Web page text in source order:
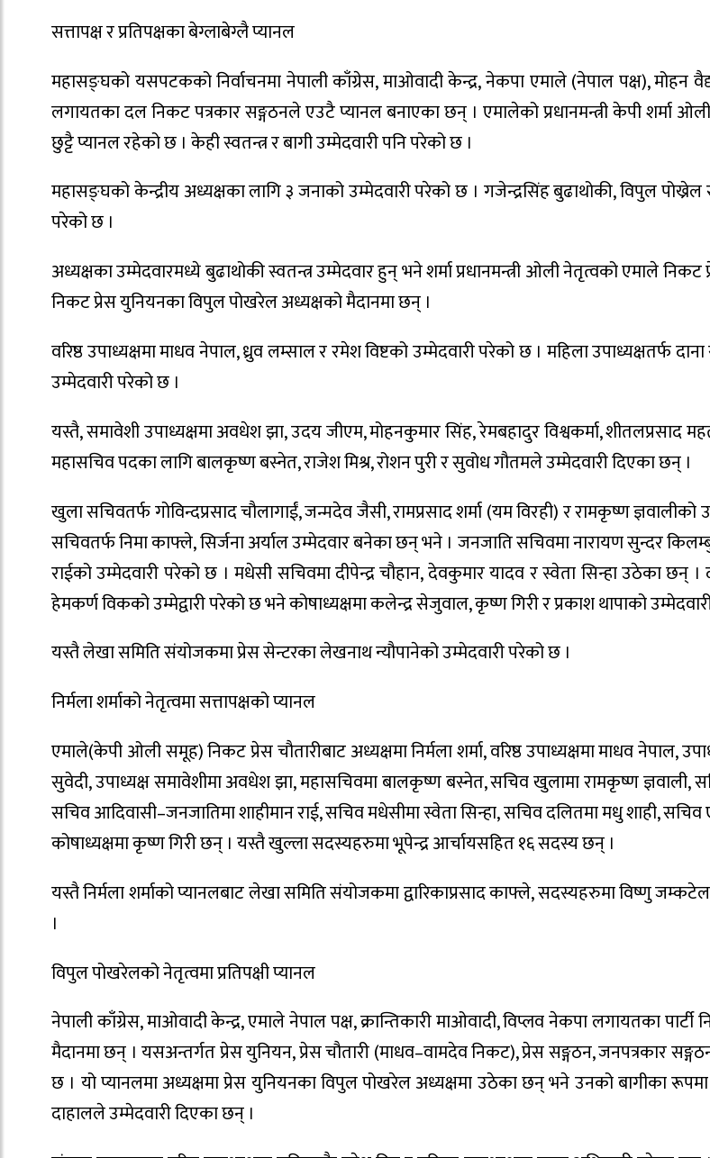
सत्तापक्ष र प्रतिपक्षका बेग्लाबेग्लै प्यानल
महासङ्घको यसपटकको निर्वाचनमा नेपाली काँग्रेस, माओवादी केन्द्र, नेकपा एमाले (नेपाल पक्ष), मोहन
लगायतका दल निकट पत्रकार सङ्गठनले एउटै प्यानल बनाएका छन् । एमालेको प्रधानमन्त्री केपी शर्मा
छुट्टै प्यानल रहेको छ । केही स्वतन्त्र र बागी उम्मेदवारी पनि परेको छ ।
महासङ्घको केन्द्रीय अध्यक्षका लागि ३ जनाको उम्मेदवारी परेको छ । गजेन्द्रसिंह बुढाथोकी, विपुल पोख्रेल र
परेको छ ।
अध्यक्षका उम्मेदवारमध्ये बुढाथोकी स्वतन्त्र उम्मेदवार हुन् भने शर्मा प्रधानमन्त्री ओली नेतृत्वको एमाले निकट
निकट प्रेस युनियनका विपुल पोखरेल अध्यक्षको मैदानमा छन् ।
वरिष्ठ उपाध्यक्षमा माधव नेपाल, ध्रुव लम्साल र रमेश विष्टको उम्मेदवारी परेको छ । महिला उपाध्यक्षतर्फ
उम्मेदवारी परेको छ ।
यस्तै, समावेशी उपाध्यक्षमा अवधेश झा, उदय जीएम, मोहनकुमार सिंह, रेमबहादुर विश्वकर्मा, शीतलप्रसाद
महासचिव पदका लागि बालकृष्ण बस्नेत, राजेश मिश्र, रोशन पुरी र सुवोध गौतमले उम्मेदवारी दिएका छन् ।
खुला सचिवतर्फ गोविन्दप्रसाद चौलागाईं, जन्मदेव जैसी, रामप्रसाद शर्मा (यम विरही) र रामकृष्ण ज्ञवालीको
सचिवतर्फ निमा काफ्ले, सिर्जना अर्याल उम्मेदवार बनेका छन् भने । जनजाति सचिवमा नारायण सुन्दर किलम्बु,
राईको उम्मेदवारी परेको छ । मधेसी सचिवमा दीपेन्द्र चौहान, देवकुमार यादव र स्वेता सिन्हा उठेका छन्
हेमकर्ण विकको उम्मेद्वारी परेको छ भने कोषाध्यक्षमा कलेन्द्र सेजुवाल, कृष्ण गिरी र प्रकाश थापाको
यस्तै लेखा समिति संयोजकमा प्रेस सेन्टरका लेखनाथ न्यौपानेको उम्मेदवारी परेको छ ।
निर्मला शर्माको नेतृत्वमा सत्तापक्षको प्यानल
एमाले(केपी ओली समूह) निकट प्रेस चौतारीबाट अध्यक्षमा निर्मला शर्मा, वरिष्ठ उपाध्यक्षमा माधव नेपाल,
सुवेदी, उपाध्यक्ष समावेशीमा अवधेश झा, महासचिवमा बालकृष्ण बस्नेत, सचिव खुलामा रामकृष्ण ज्ञवाली,
सचिव आदिवासी–जनजातिमा शाहीमान राई, सचिव मधेसीमा स्वेता सिन्हा, सचिव दलितमा मधु शाही, सचिव
कोषाध्यक्षमा कृष्ण गिरी छन् । यस्तै खुल्ला सदस्यहरुमा भूपेन्द्र आर्चायसहित १६ सदस्य छन् ।
यस्तै निर्मला शर्माको प्यानलबाट लेखा समिति संयोजकमा द्वारिकाप्रसाद काफ्ले, सदस्यहरुमा विष्णु
।
विपुल पोखरेलको नेतृत्वमा प्रतिपक्षी प्यानल
नेपाली काँग्रेस, माओवादी केन्द्र, एमाले नेपाल पक्ष, क्रान्तिकारी माओवादी, विप्लव नेकपा लगायतका
मैदानमा छन् । यसअन्तर्गत प्रेस युनियन, प्रेस चौतारी (माधव–वामदेव निकट), प्रेस सङ्गठन, जनपत्रकार
छ । यो प्यानलमा अध्यक्षमा प्रेस युनियनका विपुल पोखरेल अध्यक्षमा उठेका छन् भने उनको बागीका रूपमा
दाहालले उम्मेदवारी दिएका छन् ।